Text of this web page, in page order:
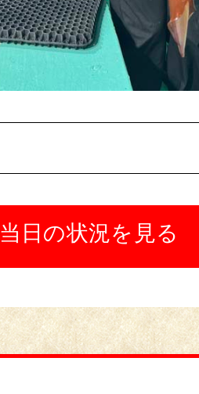
当日の状況を見る